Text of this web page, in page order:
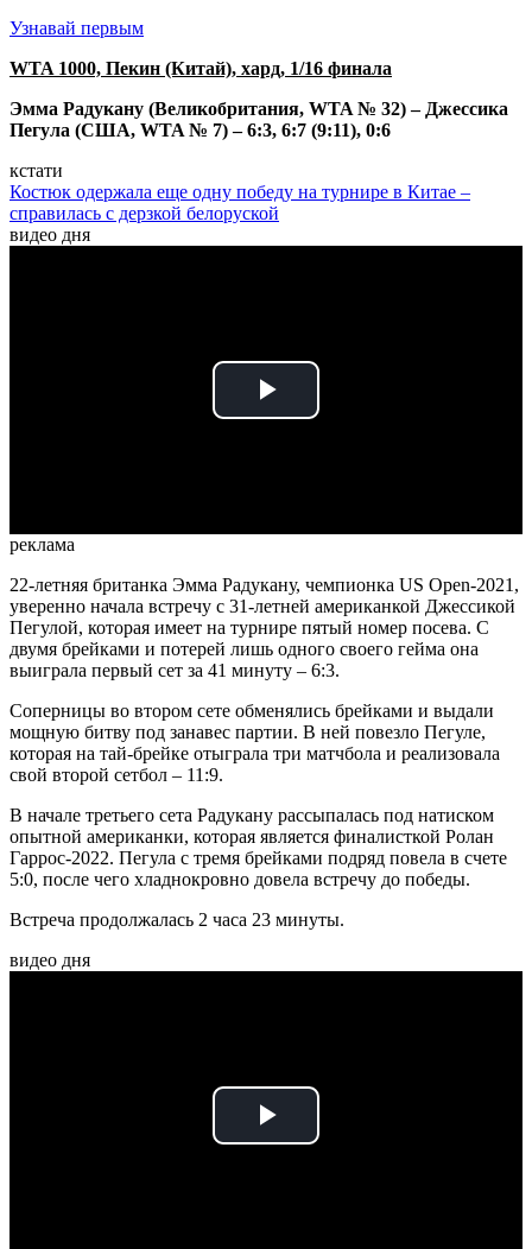
Узнавай первым
WTA 1000, Пекин (Китай), хард, 1/16 финала
Эмма Радукану (Великобритания, WTA № 32) – Джессика
Пегула (США, WTA № 7) – 6:3, 6:7 (9:11), 0:6
кстати
Костюк одержала еще одну победу на турнире в Китае –
справилась с дерзкой белоруской
видео дня
Play
реклама
22-летняя британка Эмма Радукану, чемпионка US Open-2021,
уверенно начала встречу с 31-летней американкой Джессикой
Пегулой, которая имеет на турнире пятый номер посева. С
двумя брейками и потерей лишь одного своего гейма она
выиграла первый сет за 41 минуту – 6:3.
Соперницы во втором сете обменялись брейками и выдали
мощную битву под занавес партии. В ней повезло Пегуле,
которая на тай-брейке отыграла три матчбола и реализовала
свой второй сетбол – 11:9.
В начале третьего сета Радукану рассыпалась под натиском
опытной американки, которая является финалисткой Ролан
Гаррос-2022. Пегула с тремя брейками подряд повела в счете
5:0, после чего хладнокровно довела встречу до победы.
Встреча продолжалась 2 часа 23 минуты.
видео дня
Play